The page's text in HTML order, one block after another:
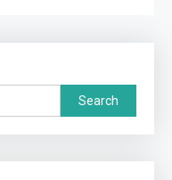
Search